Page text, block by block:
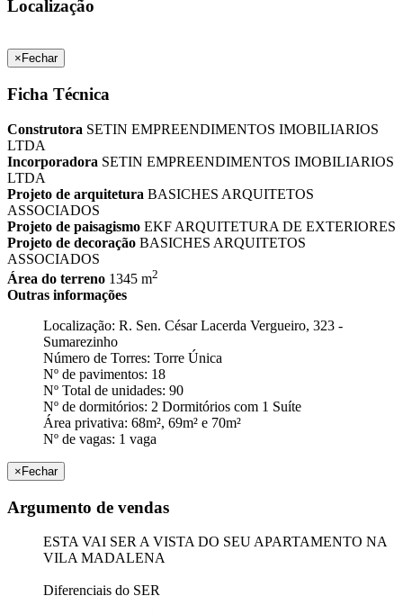
Localização
× Fechar
Ficha Técnica
Construtora SETIN EMPREENDIMENTOS IMOBILIARIOS
LTDA
Incorporadora SETIN EMPREENDIMENTOS IMOBILIARIOS
LTDA
Projeto de arquitetura BASICHES ARQUITETOS
ASSOCIADOS
Projeto de paisagismo EKF ARQUITETURA DE EXTERIORES
Projeto de decoração BASICHES ARQUITETOS
ASSOCIADOS
Área do terreno 1345 m2
Outras informações
Localização: R. Sen. César Lacerda Vergueiro, 323 -
Sumarezinho
Número de Torres: Torre Única
Nº de pavimentos: 18
Nº Total de unidades: 90
Nº de dormitórios: 2 Dormitórios com 1 Suíte
Área privativa: 68m², 69m² e 70m²
Nº de vagas: 1 vaga
× Fechar
Argumento de vendas
ESTA VAI SER A VISTA DO SEU APARTAMENTO NA
VILA MADALENA
Diferenciais do SER